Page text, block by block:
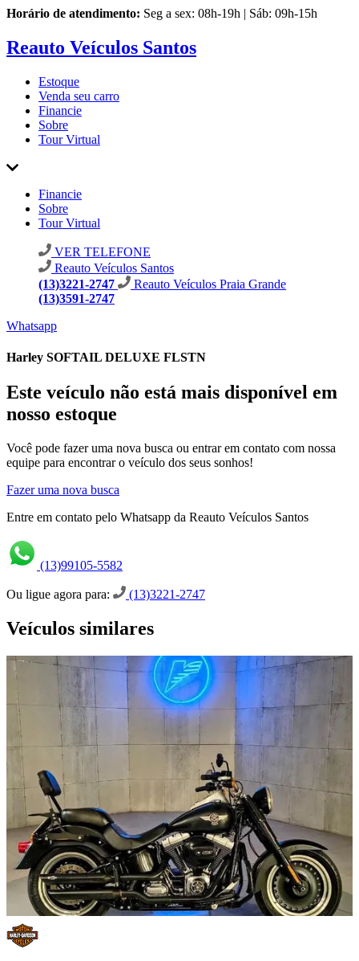
Horário de atendimento: Seg a sex: 08h-19h | Sáb: 09h-15h
Reauto Veículos Santos
Estoque
Venda seu carro
Financie
Sobre
Tour Virtual
Financie
Sobre
Tour Virtual
VER TELEFONE
Reauto Veículos Santos
(13)3221-2747
Reauto Veículos Praia Grande
(13)3591-2747
Whatsapp
Harley SOFTAIL DELUXE FLSTN
Este veículo não está mais disponível em
nosso estoque
Você pode fazer uma nova busca ou entrar em contato com nossa
equipe para encontrar o veículo dos seus sonhos!
Fazer uma nova busca
Entre em contato pelo Whatsapp da Reauto Veículos Santos
(13)99105-5582
Ou ligue agora para: (13)3221-2747
Veículos similares